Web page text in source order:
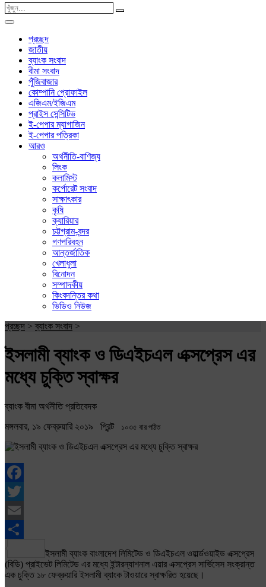
প্রচ্ছদ
জাতীয়
ব্যাংক সংবাদ
বীমা সংবাদ
পুঁজিবাজার
কোম্পানি প্রোফাইল
এজিএম/ইজিএম
প্রাইস সেন্সিটিভ
ই-পেপার ম্যাগাজিন
ই-পেপার পত্রিকা
আরও
অর্থনীতি-বাণিজ্য
লিংক
কলামিস্ট
কর্পোরেট সংবাদ
সাক্ষাৎকার
কৃষি
ক্যারিয়ার
চট্টগ্রাম-বন্দর
গণপরিবহন
আন্তর্জাতিক
খেলাধুলা
বিনোদন
সম্পাদকীয়
কিংবদন্তির কথা
ভিডিও নিউজ
প্রচ্ছদ >ব্যাংক সংবাদ >
ইসলামী ব্যাংক ও ডিএইচএল এক্সপ্রেস এর
মধ্যে চুক্তি স্বাক্ষর
ব্যাংক বীমা অর্থনীতি প্রতিবেদক
মঙ্গলবার, ১৯ ফেব্রুয়ারি ২০১৯ প্রিন্ট ১০৩৫ বার পঠিত
Facebook
Twitter
Email
Share
ইসলামী ব্যাংক বাংলাদেশ লিমিটেড ও ডিএইচএল ওয়ার্ল্ডওয়াইড এক্সপ্রেস
(বিডি) প্রাইভেট লিমিটেড এর মধ্যে ইন্টারন্যাশনাল এয়ার এক্সপ্রেস সার্ভিসেস সংক্রান্ত
এক চুক্তি ১৮ ফেব্রুয়ারি ইসলামী ব্যাংক টাওয়ারে স্বাক্ষরিত হয়েছে।